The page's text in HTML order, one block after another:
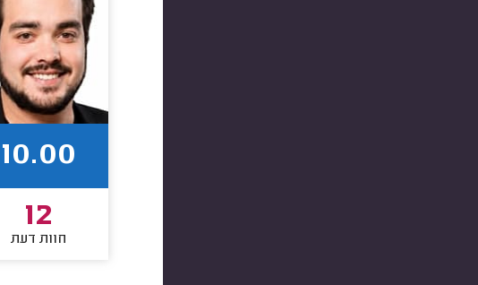
10.00
12
חוות דעת